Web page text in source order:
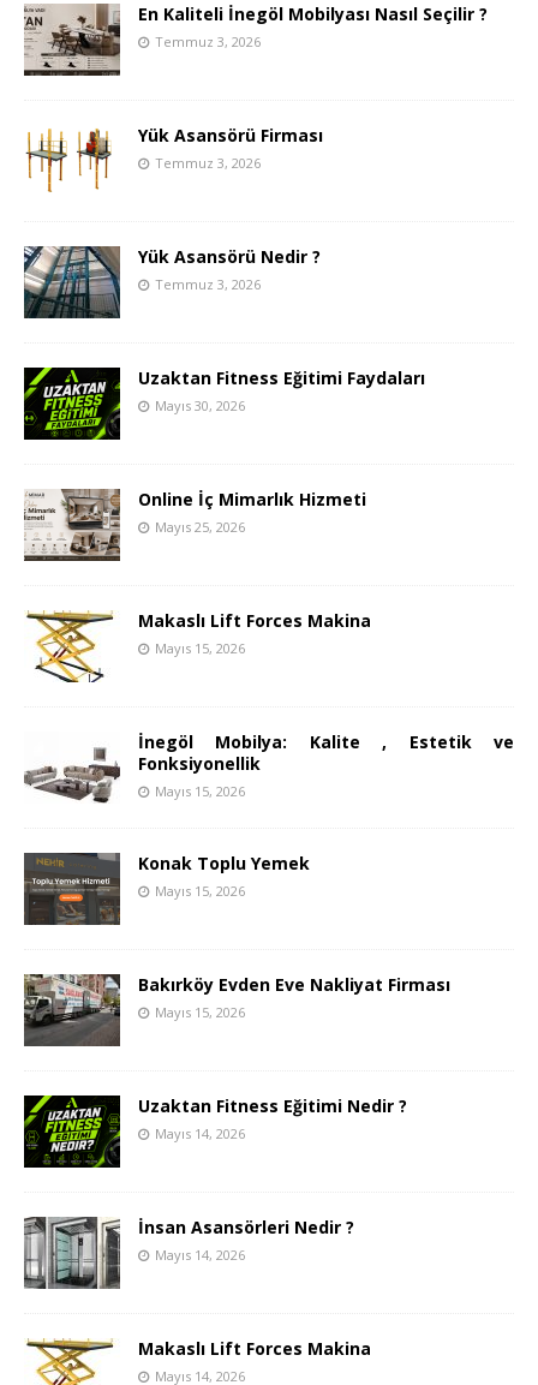
En Kaliteli İnegöl Mobilyası Nasıl Seçilir ?
Temmuz 3, 2026
Yük Asansörü Firması
Temmuz 3, 2026
Yük Asansörü Nedir ?
Temmuz 3, 2026
Uzaktan Fitness Eğitimi Faydaları
Mayıs 30, 2026
Online İç Mimarlık Hizmeti
Mayıs 25, 2026
Makaslı Lift Forces Makina
Mayıs 15, 2026
İnegöl Mobilya: Kalite , Estetik ve
Fonksiyonellik
Mayıs 15, 2026
Konak Toplu Yemek
Mayıs 15, 2026
Bakırköy Evden Eve Nakliyat Firması
Mayıs 15, 2026
Uzaktan Fitness Eğitimi Nedir ?
Mayıs 14, 2026
İnsan Asansörleri Nedir ?
Mayıs 14, 2026
Makaslı Lift Forces Makina
Mayıs 14, 2026